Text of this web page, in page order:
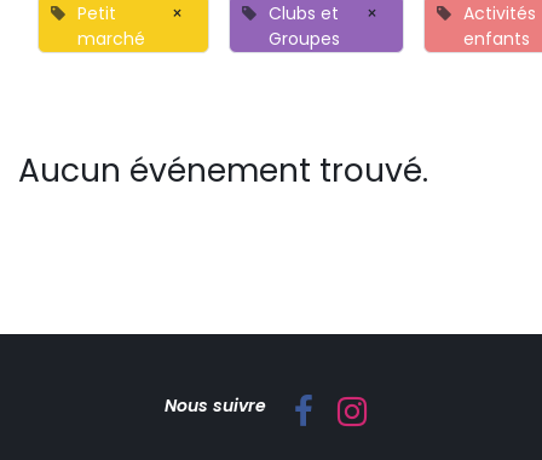
Petit
marché
×
Clubs et
Groupes
×
Activités
enfants
Aucun événement trouvé.
Nous suivre